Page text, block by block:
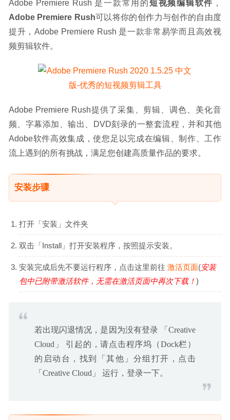
Adobe Premiere Rush 是一款常用的短视频编辑软件 ，
Adobe Premiere Rush可以将你的创作力与创作的自由度
提升，Adobe Premiere Rush 是一款非常易学而且高效视
频剪辑软件。
Adobe Premiere Rush提供了采集、剪辑、调色、美化音
频、字幕添加、输出、DVD刻录的一整套流程，并和其他
Adobe软件高效集成，使您足以完成在编辑、制作、工作
流上遇到的所有挑战，满足您创建高质量作品的要求。
安装步骤
打开「安装」文件夹
双击「Install」打开安装程序，按照提示安装。
安装完成后先不要运行程序，点击这里前往 激活页面(安装
包中已附带激活软件，无需在激活页面中再次下载！ )
若出现闪退情况，是因为没有登录 「Creative
Cloud」 引起的，请点击程序坞（Dock栏）
的启动台，找到「其他」分组打开，点击
「Creative Cloud」 运行，登录一下。